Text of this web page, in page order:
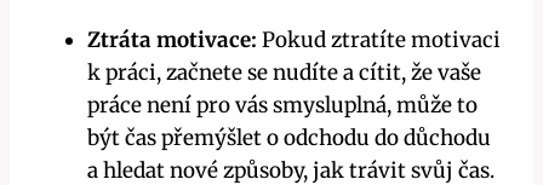
Ztráta motivace: Pokud ztratíte motivaci
k práci, začnete se nudíte a cítit, že vaše
práce není pro vás smysluplná, může to
být čas přemýšlet o odchodu do důchodu
a hledat nové způsoby, jak trávit svůj čas.